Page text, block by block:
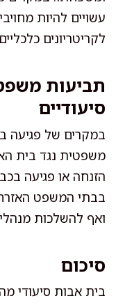
עשויים להיות
לקריטריונים
תביעות
סיעודיים
במקרים של פגיעה
משפטית נגד בית
הזנחה או פגיעה
בבתי המשפט
ואף להשלכות
סיכום
בית אבות סיעודי